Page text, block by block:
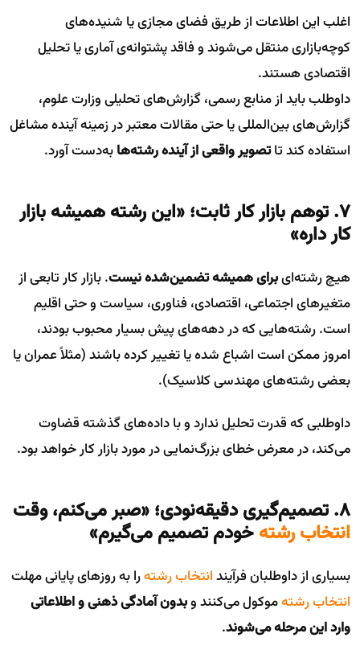
اغلب این اطلاعات از طریق فضای مجازی یا شنیده‌های
کوچه‌بازاری منتقل می‌شوند و فاقد پشتوانه‌ی آماری یا تحلیل
اقتصادی هستند.
داوطلب باید از منابع رسمی، گزارش‌های تحلیلی وزارت علوم،
گزارش‌های بین‌المللی یا حتی مقالات معتبر در زمینه آینده مشاغل
استفاده کند تاتصویر واقعی از آینده رشته‌هابه‌دست آورد.
۷. توهم بازار کار ثابت؛ «این رشته همیشه بازار
کار داره»
هیچ رشته‌ایبرای همیشه تضمین‌شده نیست. بازار کار تابعی از
متغیرهای اجتماعی، اقتصادی، فناوری، سیاست و حتی اقلیم
است. رشته‌هایی که در دهه‌های پیش بسیار محبوب بودند،
امروز ممکن است اشباع شده یا تغییر کرده باشند (مثلاً عمران یا
بعضی رشته‌های مهندسی کلاسیک).
داوطلبی که قدرت تحلیل ندارد و با داده‌های گذشته قضاوت
می‌کند، در معرض خطای بزرگ‌نمایی در مورد بازار کار خواهد بود.
۸. تصمیم‌گیری دقیقه‌نودی؛ «صبر می‌کنم، وقت
انتخاب رشتهخودم تصمیم می‌گیرم»
بسیاری از داوطلبان فرآیندانتخاب رشتهرا به روزهای پایانی مهلت
انتخاب رشتهموکول می‌کنند وبدون آمادگی ذهنی و اطلاعاتی
وارد این مرحله می‌شوند.